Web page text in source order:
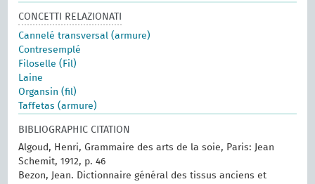
CONCETTI RELAZIONATI
Cannelé transversal (armure)
Contresemplé
Filoselle (Fil)
Laine
Organsin (fil)
Taffetas (armure)
BIBLIOGRAPHIC CITATION
Algoud, Henri, Grammaire des arts de la soie, Paris: Jean
Schemit, 1912, p. 46
Bezon, Jean. Dictionnaire général des tissus anciens et